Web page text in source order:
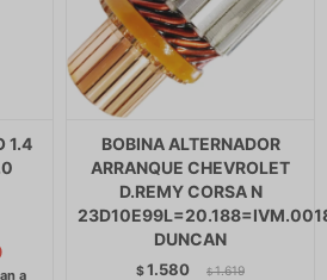
1.4
BOBINA ALTERNADOR
ARRANQUE CHEVROLET
D.REMY CORSA N
DUNCAN
$1.580 $ 1.619